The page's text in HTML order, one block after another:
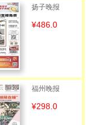
扬子晚报
¥486.0
福州晚报
¥298.0